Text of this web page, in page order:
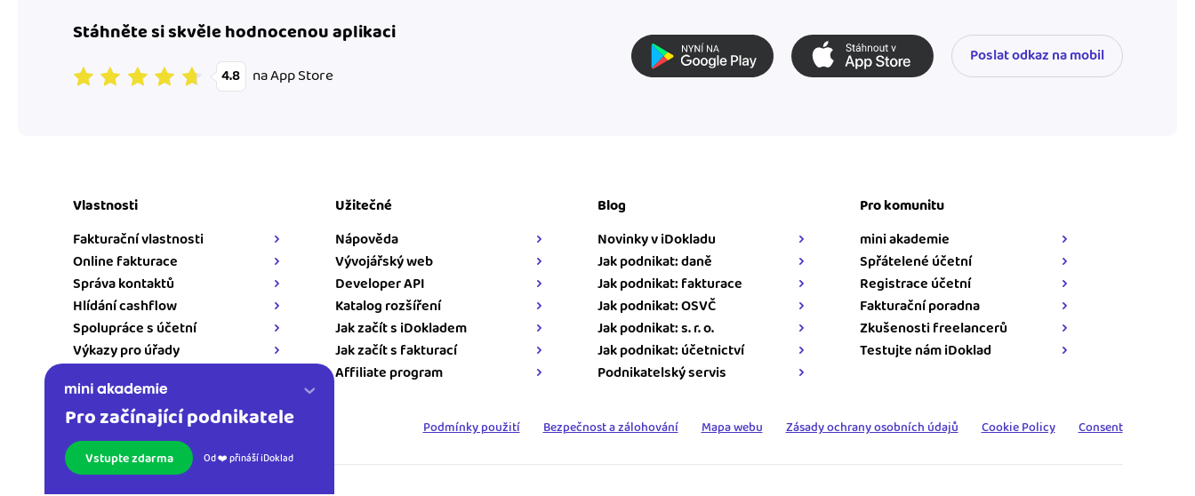
Stáhněte si skvěle hodnocenou aplikaci
4.8 na App Store
Poslat odkaz na mobil
Pro začínající podnikatele
Vstupte zdarma Od ❤️ přináší iDoklad
Vlastnosti
Fakturační vlastnosti
Online fakturace
Správa kontaktů
Hlídání cashflow
Spolupráce s účetní
Výkazy pro úřady
Užitečné
Nápověda
Vývojářský web
Developer API
Katalog rozšíření
Jak začít s iDokladem
Jak začít s fakturací
Affiliate program
Blog
Novinky v iDokladu
Jak podnikat: daně
Jak podnikat: fakturace
Jak podnikat: OSVČ
Jak podnikat: s. r. o.
Jak podnikat: účetnictví
Podnikatelský servis
Pro komunitu
mini akademie
Spřátelené účetní
Registrace účetní
Fakturační poradna
Zkušenosti freelancerů
Testujte nám iDoklad
Kontakt Podmínky použití Bezpečnost a zálohování Mapa webu Zásady ochrany osobních údajů Cookie Policy Consent